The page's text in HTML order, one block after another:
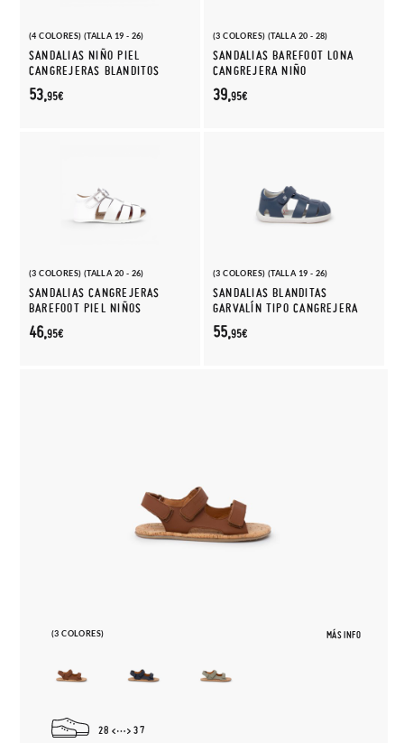
(4 COLORES) (TALLA 19 - 26)
SANDALIAS NIÑO PIEL
CANGREJERAS BLANDITOS
53,95€
(3 COLORES) (TALLA 20 - 28)
SANDALIAS BAREFOOT LONA
CANGREJERA NIÑO
39,95€
(3 COLORES) (TALLA 20 - 26)
SANDALIAS CANGREJERAS
BAREFOOT PIEL NIÑOS
46,95€
(3 COLORES) (TALLA 19 - 26)
SANDALIAS BLANDITAS
GARVALÍN TIPO CANGREJERA
55,95€
(3 COLORES) MÁS INFO
28 37